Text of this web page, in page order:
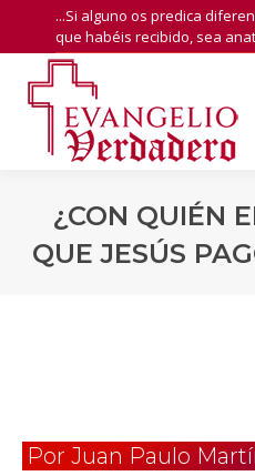
...Si alguno os predica
que habéis recibido, sea
¿CON QUIÉN
QUE JESÚS
Por Juan Paulo